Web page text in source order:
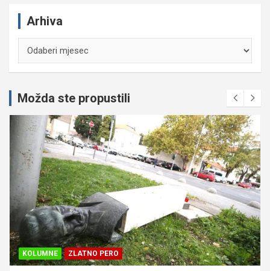
Arhiva
Možda ste propustili
KOLUMNE ZLATNO PERO